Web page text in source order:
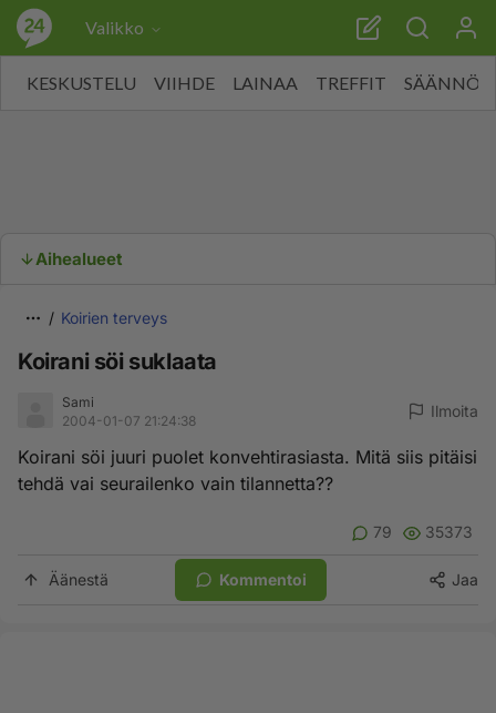
Valikko
KESKUSTELU VIIHDE LAINAA TREFFIT SÄÄNNÖT
Aihealueet
Koirien terveys
Koirani söi suklaata
Sami
2004-01-07 21:24:38
Ilmoita
Koirani söi juuri puolet konvehtirasiasta. Mitä siis pitäisi
tehdä vai seurailenko vain tilannetta??
79 35373
Äänestä Kommentoi Jaa